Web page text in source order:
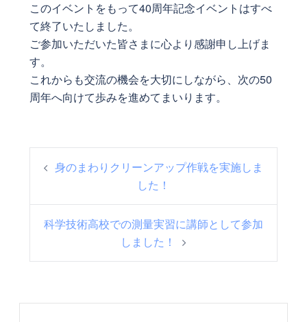
このイベントをもって40周年記念イベントはすべ
て終了いたしました。
ご参加いただいた皆さまに心より感謝申し上げま
す。
これからも交流の機会を大切にしながら、次の50
周年へ向けて歩みを進めてまいります。
稿
ゲ
ン
身のまわりクリーンアップ作戦を実施しま
した！
科学技術高校での測量実習に講師として参加
しました！